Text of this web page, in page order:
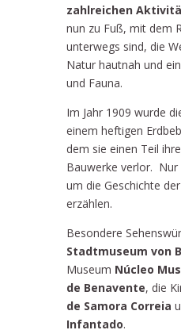
zahlreichen
nun zu Fuß, mit dem
unterwegs sind, die
Natur hautnah und
und Fauna.
Im Jahr 1909 wurde
einem heftigen
dem sie einen Teil
Bauwerke verlor. Nur
um die Geschichte
erzählen.
Besondere
Stadtmuseum von
Museum Núcleo
de Benavente, die
de Samora Correia
Infantado.